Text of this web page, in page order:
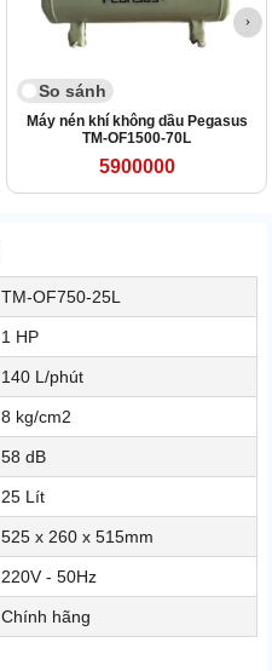
So sánh
Máy nén khí không dầu Pegasus
TM-OF1500-70L
5900000
TM-OF750-25L
1 HP
140 L/phút
8 kg/cm2
58 dB
25 Lít
525 x 260 x 515mm
220V - 50Hz
Chính hãng